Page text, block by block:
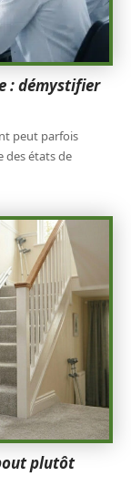
: démystifier
peut parfois
des états de
plutôt